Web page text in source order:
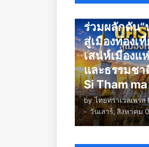
ร่วมผลักดัน“
สู่เมืองท่องเ
เสน่ห์เมืองแ
และธรรมชา
Si Tham
by ไทยทราเวลเพรส
- วันเสาร์, สิงหาคม